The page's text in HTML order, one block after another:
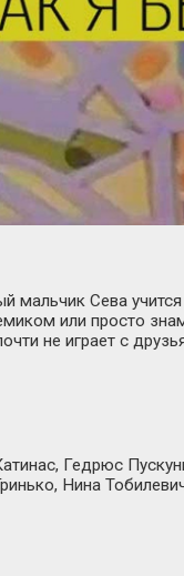
мальчик Сева
или просто
не играет с
Гедрюс
Нина